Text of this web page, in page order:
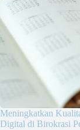
Meningkatkan
Digital di Birokrasi